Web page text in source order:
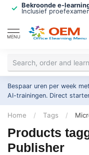
Bekroonde e-
Inclusief
MENU
Bespaar uren per week
AI-trainingen. Direct
Home / Tags /
Products
Publisher